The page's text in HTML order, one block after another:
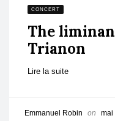
CONCERT
The
Trianon
Lire la suite
Emmanuel Robin on mai